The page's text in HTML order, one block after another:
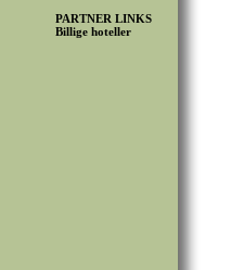
PARTNER LINKS
Billige hoteller